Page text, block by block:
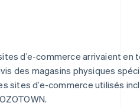
d’e-commerce arrivaient en
des magasins physiques
sites d’e-commerce utilisés